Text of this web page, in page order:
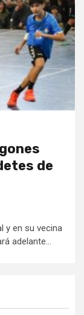
de
y en su vecina
adelante...